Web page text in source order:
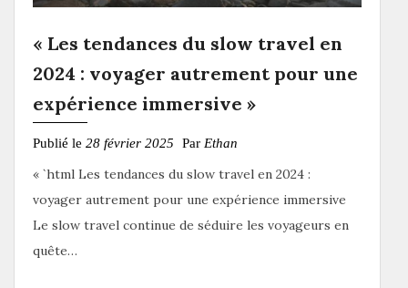
« Les tendances du slow travel en
2024 : voyager autrement pour une
expérience immersive »
Publié le 28 février 2025 Par Ethan
« `html Les tendances du slow travel en 2024 :
voyager autrement pour une expérience immersive
Le slow travel continue de séduire les voyageurs en
quête…